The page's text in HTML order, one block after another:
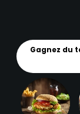
Gagnez du